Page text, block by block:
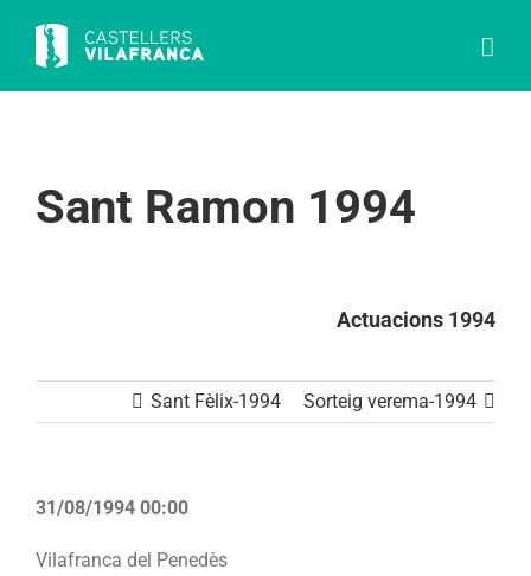
content
Sant Ramon 1994
Actuacions 1994
Sant Fèlix-1994 Sorteig verema-1994
31/08/1994 00:00
Vilafranca del Penedès